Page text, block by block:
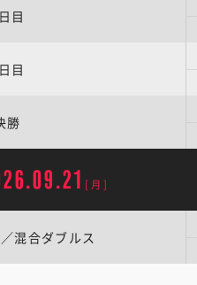
目
目
勝
[月]
混合ダブルス